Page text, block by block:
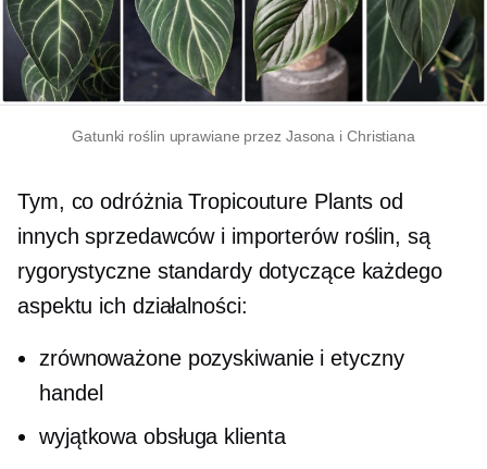
Gatunki roślin uprawiane przez Jasona i Christiana
Tym, co odróżnia Tropicouture Plants od
innych sprzedawców i importerów roślin, są
rygorystyczne standardy dotyczące każdego
aspektu ich działalności:
zrównoważone pozyskiwanie i etyczny
handel
wyjątkowa obsługa klienta